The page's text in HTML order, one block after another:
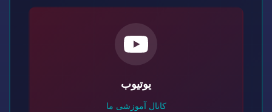
یوتیوب
کانال آموزشی ما